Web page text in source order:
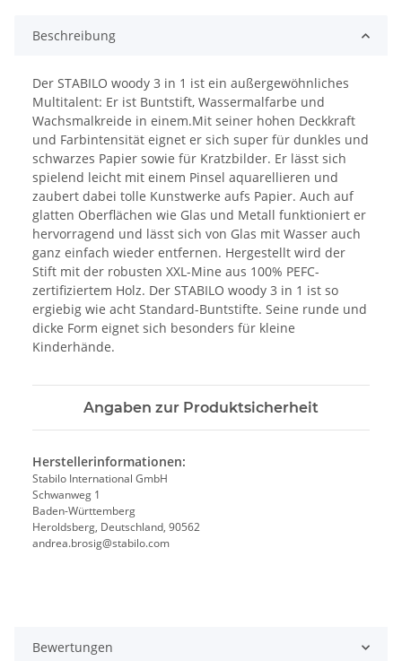
Beschreibung
Der STABILO woody 3 in 1 ist ein außergewöhnliches
Multitalent: Er ist Buntstift, Wassermalfarbe und
Wachsmalkreide in einem.Mit seiner hohen Deckkraft
und Farbintensität eignet er sich super für dunkles und
schwarzes Papier sowie für Kratzbilder. Er lässt sich
spielend leicht mit einem Pinsel aquarellieren und
zaubert dabei tolle Kunstwerke aufs Papier. Auch auf
glatten Oberflächen wie Glas und Metall funktioniert er
hervorragend und lässt sich von Glas mit Wasser auch
ganz einfach wieder entfernen. Hergestellt wird der
Stift mit der robusten XXL-Mine aus 100% PEFC-
zertifiziertem Holz. Der STABILO woody 3 in 1 ist so
ergiebig wie acht Standard-Buntstifte. Seine runde und
dicke Form eignet sich besonders für kleine
Kinderhände.
Angaben zur Produktsicherheit
Herstellerinformationen:
Stabilo International GmbH
Schwanweg 1
Baden-Württemberg
Heroldsberg, Deutschland, 90562
andrea.brosig@stabilo.com
Bewertungen